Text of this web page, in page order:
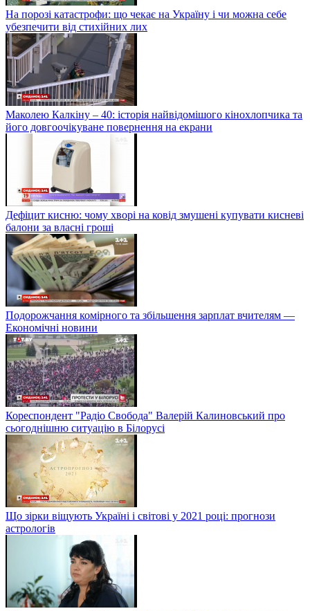
На порозі катастрофи: що чекає на Україну і чи можна себе
убезпечити від стихійних лих
Маколею Калкіну – 40: історія найвідомішого кінохлопчика та
його довгоочікуване повернення на екрани
Дефіцит кисню: чому хворі на ковід змушені купувати кисневі
балони за власні гроші
Подорожчання комірного та збільшення зарплат вчителям —
Економічні новини
Кореспондент "Радіо Свобода" Валерій Калиновський про
сьогоднішню ситуацію в Білорусі
Що зірки віщують Україні і світові у 2021 році: прогнози
астрологів